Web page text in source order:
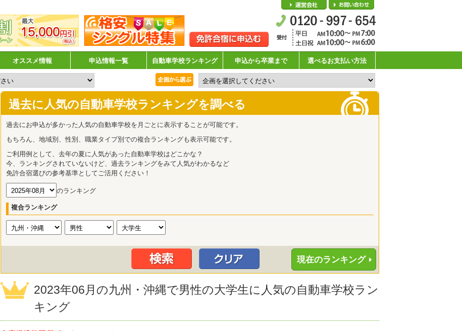
会社概要
オススメ情報 申込情報一覧 自動車学校ランキング 申込から卒業まで 選べるお支払い方法
過去に人気の自動車学校ランキングを調べる
過去にお申込が多かった人気の自動車学校を月ごとに表示することが可能です。
もちろん、地域別、性別、職業タイプ別での複合ランキングも表示可能です。
ご利用例として、去年の夏に人気があった自動車学校はどこかな？
今、ランキングされていないけど、過去ランキングをみて人気がわかるなど
免許合宿選びの参考基準としてご活用ください！
のランキング
複合ランキング
現在のランキング
2023年06月の九州・沖縄で男性の大学生に人気の自動車学校ラン
キング